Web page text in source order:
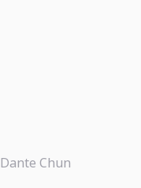
Dante Chun